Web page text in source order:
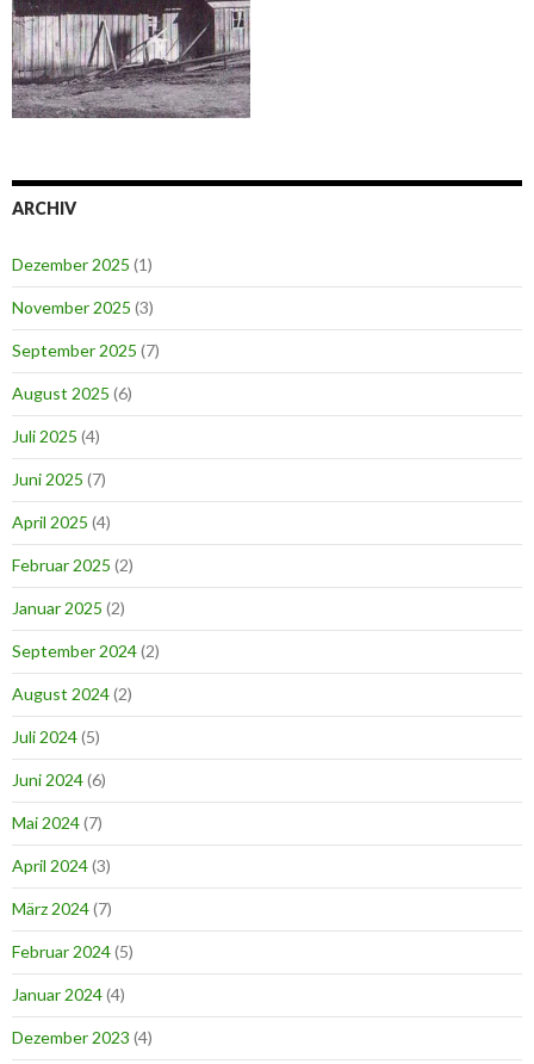
ARCHIV
Dezember 2025 (1)
November 2025 (3)
September 2025 (7)
August 2025 (6)
Juli 2025 (4)
Juni 2025 (7)
April 2025 (4)
Februar 2025 (2)
Januar 2025 (2)
September 2024(2)
August 2024(2)
Juli 2024(5)
Juni 2024(6)
Mai 2024(7)
April 2024(3)
März 2024(7)
Februar 2024(5)
Januar 2024(4)
Dezember 2023 (4)